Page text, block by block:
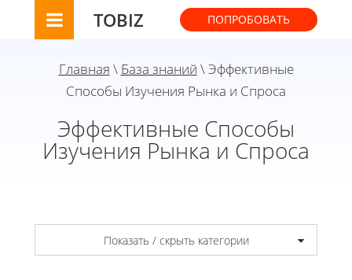
TOBIZ ПОПРОБОВАТЬ
Главная \ База знаний \ Эффективные
Способы Изучения Рынка и Спроса
Эффективные Способы
Изучения Рынка и Спроса
Показать / скрыть категории